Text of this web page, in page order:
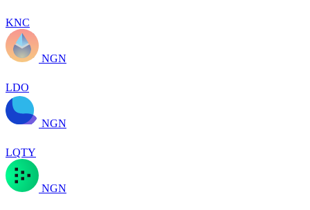
KNC
NGN
LDO
NGN
LQTY
NGN